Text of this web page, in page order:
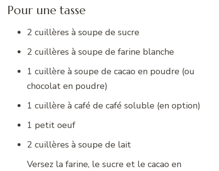
Pour une tasse
2 cuillères à soupe de sucre
2 cuillères à soupe de farine blanche
1 cuillère à soupe de cacao en poudre (ou
chocolat en poudre)
1 cuillère à café de café soluble (en option)
1 petit oeuf
2 cuillères à soupe de lait
Versez la farine, le sucre et le cacao en